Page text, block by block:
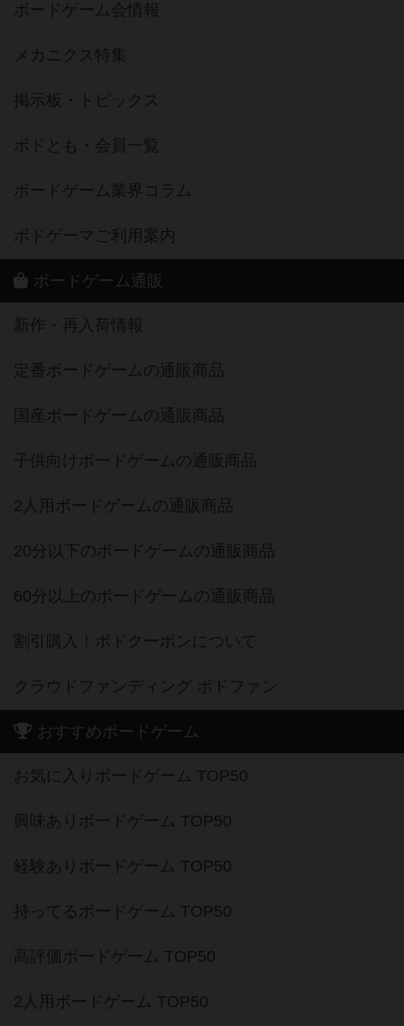
ボードゲーム会情報
メカニクス特集
掲示板・トピックス
ボドとも・会員一覧
ボードゲーム業界コラム
ボドゲーマご利用案内
ボードゲーム通販
新作・再入荷情報
定番ボードゲームの通販商品
国産ボードゲームの通販商品
子供向けボードゲームの通販商品
2人用ボードゲームの通販商品
20分以下のボードゲームの通販商品
60分以上のボードゲームの通販商品
割引購入！ボドクーポンについて
クラウドファンディング ボドファン
おすすめボードゲーム
お気に入りボードゲーム TOP50
興味ありボードゲーム TOP50
経験ありボードゲーム TOP50
持ってるボードゲーム TOP50
高評価ボードゲーム TOP50
2人用ボードゲーム TOP50